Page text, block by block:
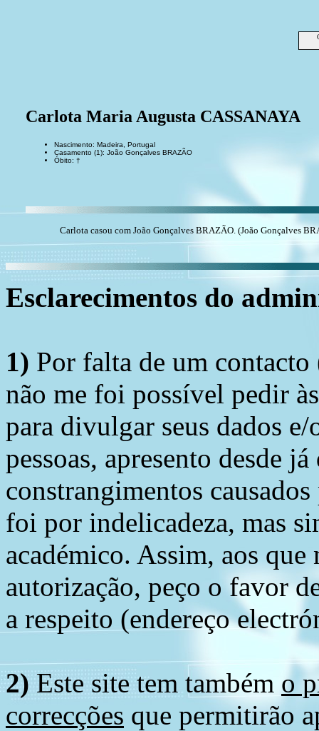
Carlota Maria Augusta CASSANAYA
Nascimento: Madeira, Portugal
Casamento (1): João Gonçalves BRAZÃO
Óbito: †
Carlota casou com João Gonçalves BRAZÃO. (João Gonçalves
Esclarecimentos do
1) Por falta de um
não me foi possível pedir
para divulgar seus dados
pessoas, apresento desde
constrangimentos
foi por indelicadeza, mas
académico. Assim, aos
autorização, peço o favor
a respeito (endereço
2) Este site tem também o
correcções que permitirão